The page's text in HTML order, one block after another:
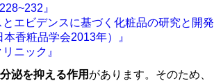
』
とエビデンスに基づく化粧品の研究と開発
香粧品学会2013年）』
ニック』
泌を抑える作用 があります。そのため、